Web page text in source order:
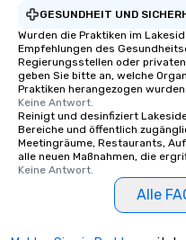
GESUNDHEIT UND
Wurden die Praktiken im
Empfehlungen des
Regierungsstellen oder
geben Sie bitte an, welche
Praktiken herangezogen wurden:
Keine Antwort.
Reinigt und desinfiziert
Bereiche und öffentlich
Meetingräume, Restaurants,
alle neuen Maßnahmen, die
Keine Antwort.
Alle